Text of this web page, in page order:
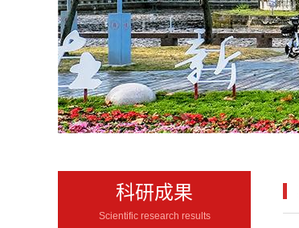
科研成果
Scientific research results